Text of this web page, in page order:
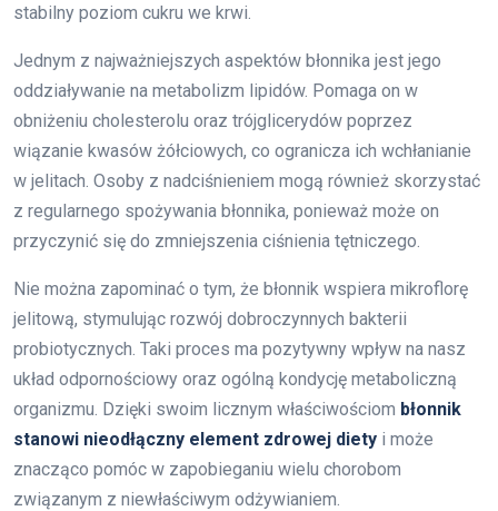
stabilny poziom cukru we krwi.
Jednym z najważniejszych aspektów błonnika jest jego
oddziaływanie na metabolizm lipidów. Pomaga on w
obniżeniu cholesterolu oraz trójglicerydów poprzez
wiązanie kwasów żółciowych, co ogranicza ich wchłanianie
w jelitach. Osoby z nadciśnieniem mogą również skorzystać
z regularnego spożywania błonnika, ponieważ może on
przyczynić się do zmniejszenia ciśnienia tętniczego.
Nie można zapominać o tym, że błonnik wspiera mikroflorę
jelitową, stymulując rozwój dobroczynnych bakterii
probiotycznych. Taki proces ma pozytywny wpływ na nasz
układ odpornościowy oraz ogólną kondycję metaboliczną
organizmu. Dzięki swoim licznym właściwościom błonnik
stanowi nieodłączny element zdrowej diety i może
znacząco pomóc w zapobieganiu wielu chorobom
związanym z niewłaściwym odżywianiem.